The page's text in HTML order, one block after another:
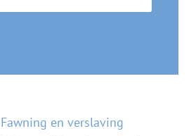
Fawning en verslaving